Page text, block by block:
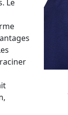
Le